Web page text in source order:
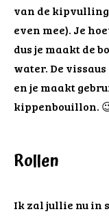
van de
even mee). Je
dus je maakt de
water. De
en je maakt
kippenbouillon.
Rollen
Ik zal jullie nu in